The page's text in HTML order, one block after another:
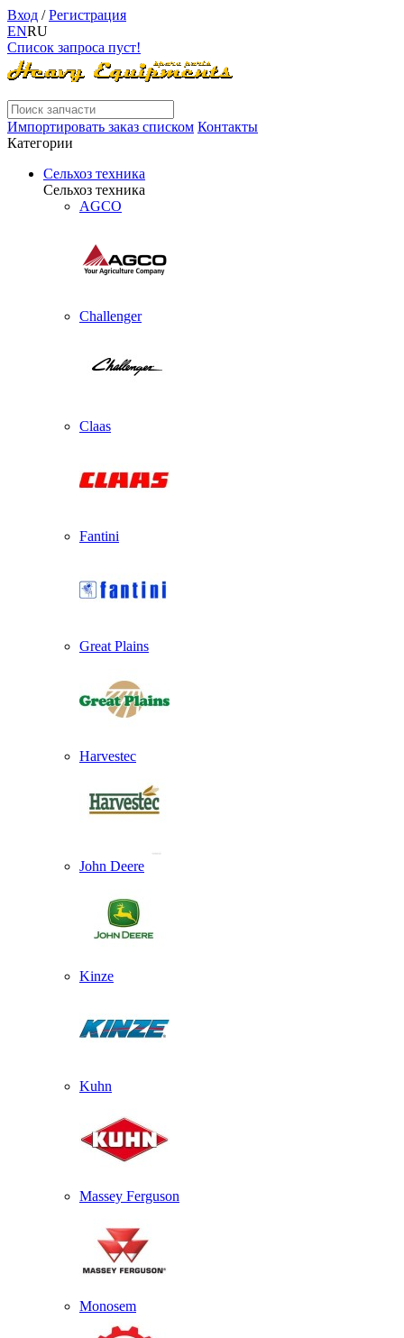
Вход /Регистрация
ENRU
Список запроса пуст!
Импортировать заказ списком Контакты
Категории
Сельхоз техника
Сельхоз техника
AGCO
Challenger
Claas
Fantini
Great Plains
Harvestec
John Deere
Kinze
Kuhn
Massey Ferguson
Monosem